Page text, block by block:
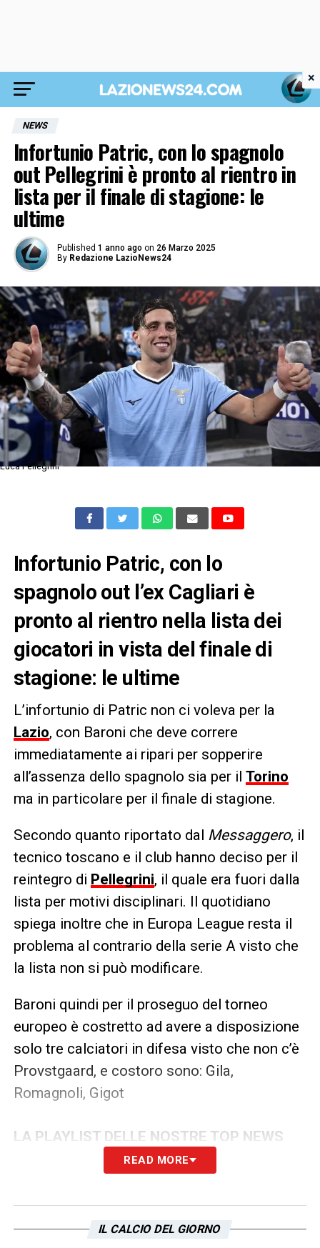
NEWS
Infortunio Patric, con lo spagnolo
out Pellegrini è pronto al rientro in
lista per il finale di stagione: le
ultime
Published 1 anno ago on 26 Marzo 2025
By Redazione LazioNews24
Luca Pellegrini
Infortunio Patric, con lo
spagnolo out l’ex Cagliari è
pronto al rientro nella lista dei
giocatori in vista del finale di
stagione: le ultime
L’infortunio di Patric non ci voleva per la
Lazio, con Baroni che deve correre
immediatamente ai ripari per sopperire
all’assenza dello spagnolo sia per il Torino
ma in particolare per il finale di stagione.
Secondo quanto riportato dal Messaggero, il
tecnico toscano e il club hanno deciso per il
reintegro di Pellegrini, il quale era fuori dalla
lista per motivi disciplinari. Il quotidiano
spiega inoltre che in Europa League resta il
problema al contrario della serie A visto che
la lista non si può modificare.
Baroni quindi per il proseguo del torneo
europeo è costretto ad avere a disposizione
solo tre calciatori in difesa visto che non c’è
Provstgaard, e costoro sono: Gila,
Romagnoli, Gigot
LA PLAYLIST DELLE NOSTRE TOP NEWS
READ MORE
IL CALCIO DEL GIORNO
×